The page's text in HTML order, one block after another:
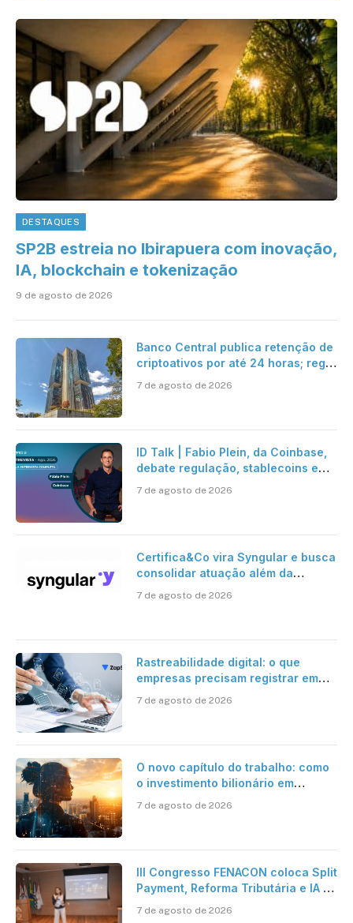
DESTAQUES
SP2B estreia no Ibirapuera com inovação,
IA, blockchain e tokenização
9 de agosto de 2026
Banco Central publica retenção de
criptoativos por até 24 horas; regra
7 de agosto de 2026
ID Talk | Fabio Plein, da Coinbase,
debate regulação, stablecoins e
7 de agosto de 2026
Certifica&Co vira Syngular e busca
consolidar atuação além da
7 de agosto de 2026
Rastreabilidade digital: o que
empresas precisam registrar em
7 de agosto de 2026
O novo capítulo do trabalho: como
o investimento bilionário em
verdadeira era da inteligência
7 de agosto de 2026
III Congresso FENACON coloca Split
Payment, Reforma Tributária e IA no
7 de agosto de 2026